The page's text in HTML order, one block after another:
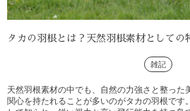
タカの羽根とは？天然羽根素材としての
雑記
天然羽根素材の中でも、自然の力強さと整った
関心を持たれることが多いのがタカの羽根です